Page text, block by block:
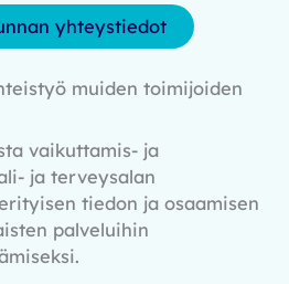
yhteystiedot
muiden toimijoiden
vaikuttamis- ja
ja terveysalan
tiedon ja osaamisen
palveluihin